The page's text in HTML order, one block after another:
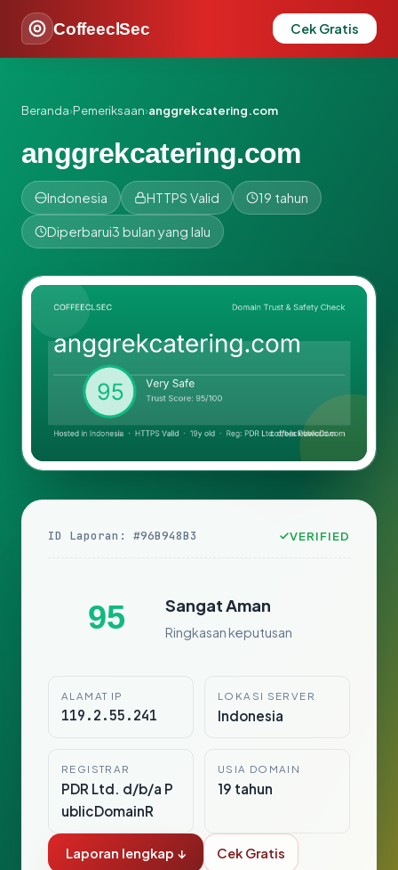
CoffeeclSec Cek Gratis
Beranda›Pemeriksaan›anggrekcatering.com
anggrekcatering.com
Indonesia HTTPS Valid 19 tahun
Diperbarui3 bulan yang lalu
ID Laporan: #96B948B3 VERIFIED
95 Sangat Aman
Ringkasan keputusan
ALAMAT IP
119.2.55.241
LOKASI SERVER
Indonesia
REGISTRAR
PDR Ltd. d/b/a P
ublicDomainR
USIA DOMAIN
19 tahun
Laporan lengkap ↓ Cek Gratis